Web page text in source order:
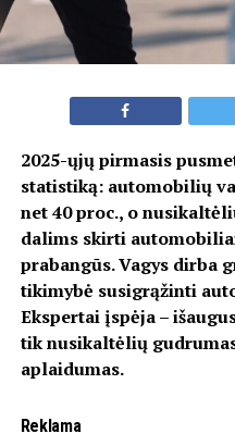
2025-ųjų pirmasis
statistiką: automobilių
net 40 proc., o
dalims skirti
prabangūs. Vagys dirba
tikimybė susigrąžinti
Ekspertai įspėja –
tik nusikaltėlių
aplaidumas.
Reklama